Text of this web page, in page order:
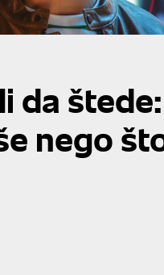
da
nego